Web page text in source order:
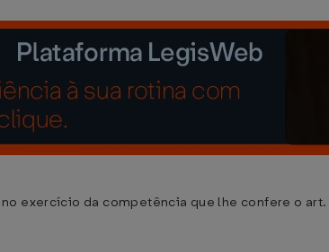
exercício da competência que lhe confere o